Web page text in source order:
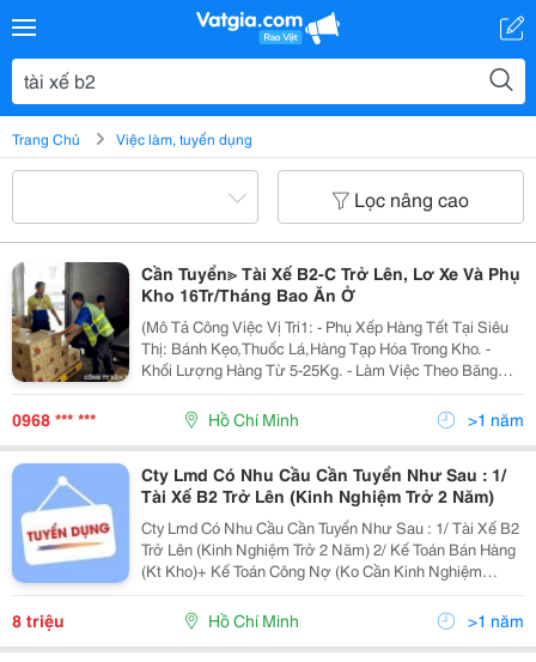
Trang Chủ Việc làm, tuyển dụng
Lọc nâng cao
Cần Tuyển≫ Tài Xế B2-C Trở Lên, Lơ Xe Và Phụ
Kho 16Tr/Tháng Bao Ăn Ở
(Mô Tả Công Việc Vị Tri1: - Phụ Xếp Hàng Tết Tại Siêu
Thị: Bánh Kẹo,Thuốc Lá,Hàng Tạp Hóa Trong Kho. -
Khối Lượng Hàng Từ 5-25Kg. - Làm Việc Theo Băng
Chuyền , Xe Nâng Hỗ Trợ. - Làm Việc 8H/Ngày. Sáng
0968 *** *** Hồ Chí Minh >1 năm
Cty Lmd Có Nhu Cầu Cần Tuyển Như Sau : 1/
Tài Xế B2 Trở Lên (Kinh Nghiệm Trở 2 Năm)
Cty Lmd Có Nhu Cầu Cần Tuyển Như Sau : 1/ Tài Xế B2
Trở Lên (Kinh Nghiệm Trở 2 Năm) 2/ Kế Toán Bán Hàng
(Kt Kho)+ Kế Toán Công Nợ (Ko Cần Kinh Nghiệm
Nhiều) 3/Lao Động Phổ Thông (Phụ Kho Soạn Hàng.
Trình Độ Trên 12) -Không Cần Kinh Nghiệm, Có...
8 triệu Hồ Chí Minh >1 năm